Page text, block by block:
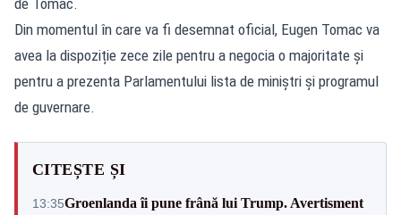
Din momentul în care va fi desemnat oficial, Eugen Tomac va
avea la dispoziție zece zile pentru a negocia o majoritate și
pentru a prezenta Parlamentului lista de miniștri și programul
de guvernare.
CITEȘTE ȘI
13:35Groenlanda îi pune frână lui Trump. Avertisment